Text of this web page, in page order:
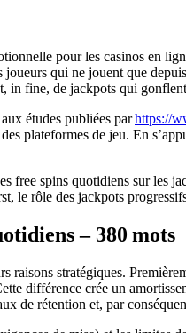
pour les casinos en
qui ne jouent que
in fine, de jackpots qui
études publiées parhttps://
plateformes de jeu. En
free spins quotidiens sur les
le rôle des jackpots
– 380 mots
stratégiques.
différence crée un
de rétention et, par